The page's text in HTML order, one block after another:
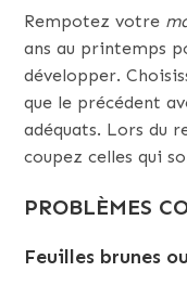
Rempotez votre
ans au printemps
développer.
que le précédent
adéquats. Lors du
coupez celles qui
PROBLÈMES
Feuilles brunes